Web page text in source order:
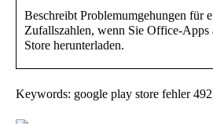
Beschreibt Problemumgehungen für
Zufallszahlen, wenn Sie Office-Apps
Store herunterladen.
Keywords: google play store fehler